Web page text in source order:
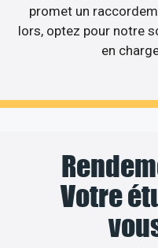
promet un
lors, optez pour notre
en
Votre